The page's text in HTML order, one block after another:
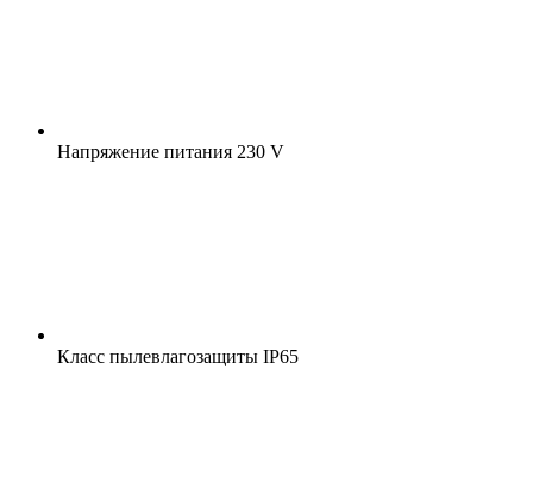
Напряжение питания 230 V
Класс пылевлагозащиты IP65